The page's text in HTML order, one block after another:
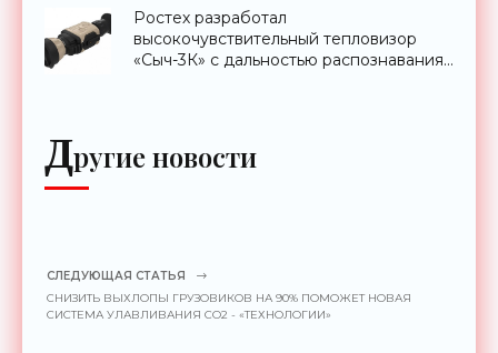
Ростех разработал
высокочувствительный тепловизор
«Сыч-3К» с дальностью распознавания
Другие новости
СЛЕДУЮЩАЯ СТАТЬЯ
СНИЗИТЬ ВЫХЛОПЫ ГРУЗОВИКОВ НА 90% ПОМОЖЕТ НОВАЯ
СИСТЕМА УЛАВЛИВАНИЯ CO2 - «ТЕХНОЛОГИИ»